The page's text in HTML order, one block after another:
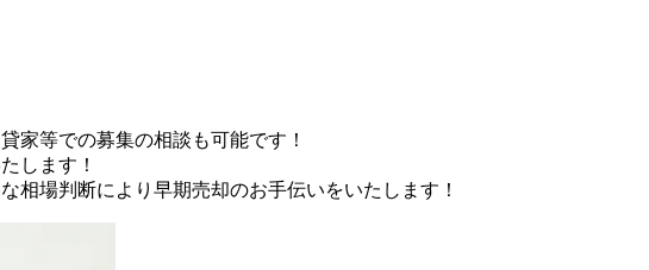
家等での募集の相談も可能です！
します！
相場判断により早期売却のお手伝いをいたします！